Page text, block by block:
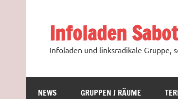
Infoladen
Infoladen und linksradikale Gruppe,
NEWS GRUPPEN / RÄUME